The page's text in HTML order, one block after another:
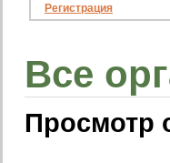
Регистрация
Все
Просмотр